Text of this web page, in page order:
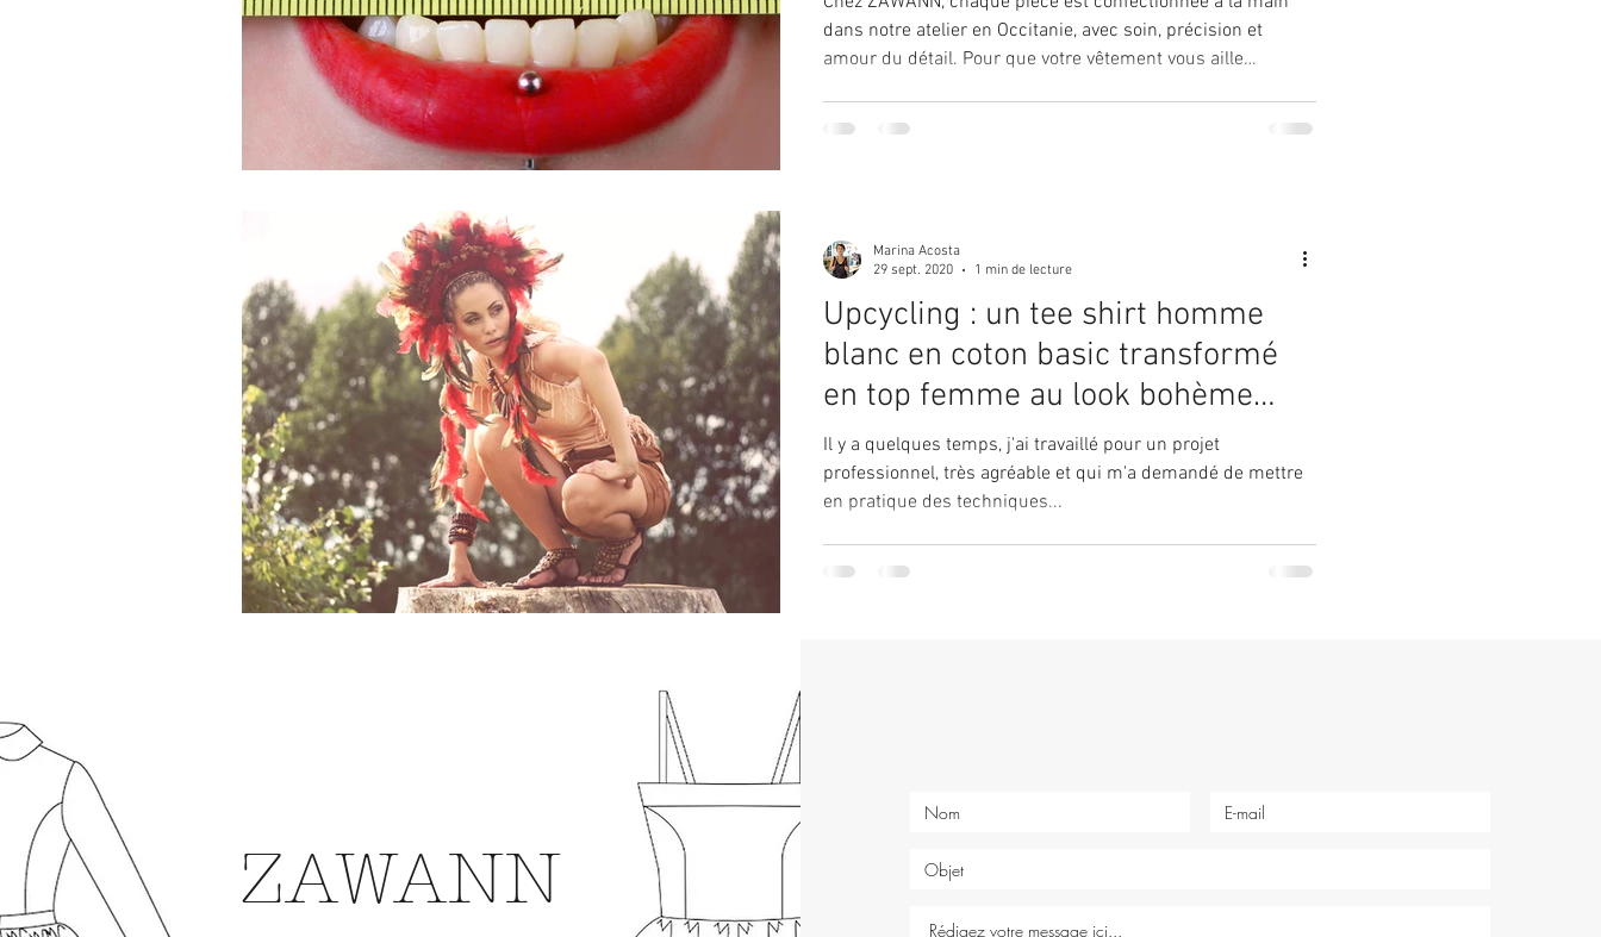
dans notre atelier en Occitanie, avec soin, précision et
amour du détail. Pour que votre vêtement vous aille
mensurations exactes. Pas besoin d’être couturière : avec
Upcycling : un tee shirt homme
blanc en coton basic transformé
en top femme au look bohème
gypsy
Il y a quelques temps, j'ai travaillé pour un projet
professionnel, très agréable et qui m'a demandé de mettre
en pratique des techniques...
Marina Acosta
29 sept. 2020
1 min de lecture
ZAWANN